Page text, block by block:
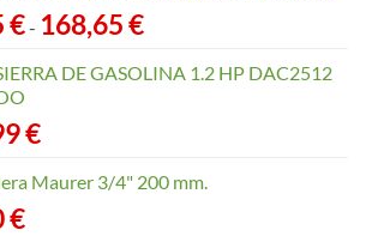
€- 168,65€Rango
precios:
DE GASOLINA 1.2 HP DAC2512
€
Maurer 3/4" 200 mm.
€